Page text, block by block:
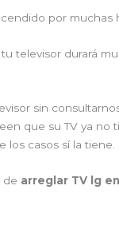
por muchas
televisor durará
sin
que su TV ya no
los casos sí la tiene.
de arreglar TV lg